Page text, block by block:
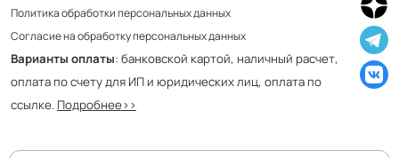
Политика обработки персональных данных
Согласие на обработку персональных данных
Варианты оплаты: банковской картой, наличный расчет,
оплата по счету для ИП и юридических лиц, оплата по
ссылке. Подробнее>>